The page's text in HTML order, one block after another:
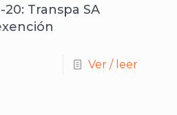
Transpa SA
Ver / leer